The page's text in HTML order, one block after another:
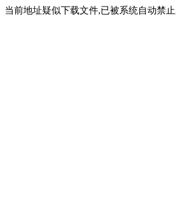
当前地址疑似下载文件,已被系统自动禁